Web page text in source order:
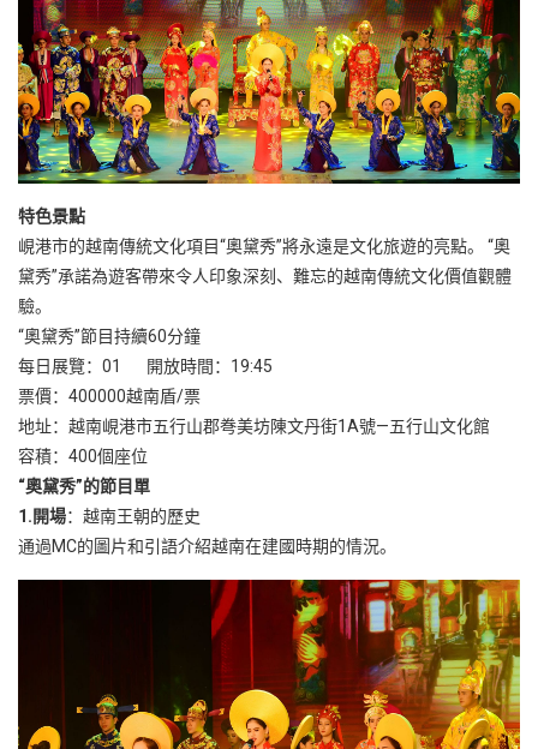
行
社
特色景點
峴港市的越南傳統文化項目“奧黛秀”將永遠是文化旅遊的亮點。 “奧
黛秀”承諾為遊客帶來令人印象深刻、難忘的越南傳統文化價值觀體
驗。
“奧黛秀”節目持續60分鐘
每日展覽：01 開放時間：19:45
票價：400000越南盾/票
地址：越南峴港市五行山郡弮美坊陳文丹街1A號—五行山文化館
容積：400個座位
“奧黛秀”的節目單
1.開場：越南王朝的歷史
通過MC的圖片和引語介紹越南在建國時期的情況。